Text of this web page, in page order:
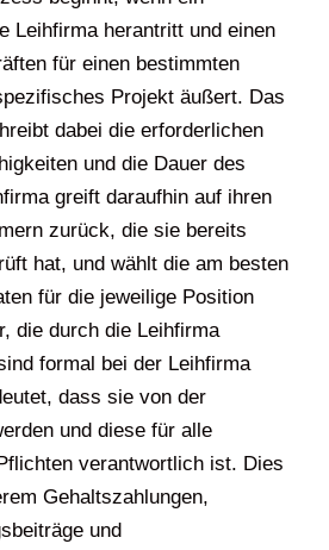
Leihfirma herantritt und einen
für einen bestimmten
Projekt äußert. Das
dabei die erforderlichen
und die Dauer des
greift daraufhin auf ihren
zurück, die sie bereits
hat, und wählt die am besten
für die jeweilige Position
die durch die Leihfirma
formal bei der Leihfirma
dass sie von der
und diese für alle
verantwortlich ist. Dies
Gehaltszahlungen,
und